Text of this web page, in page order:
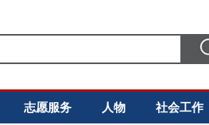
志愿服务 人物 社会工作